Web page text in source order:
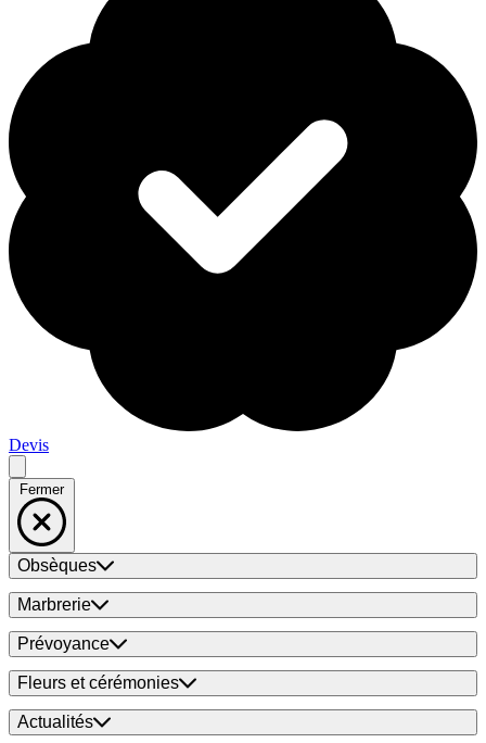
Devis
Fermer
Obsèques
Marbrerie
Prévoyance
Fleurs et cérémonies
Actualités